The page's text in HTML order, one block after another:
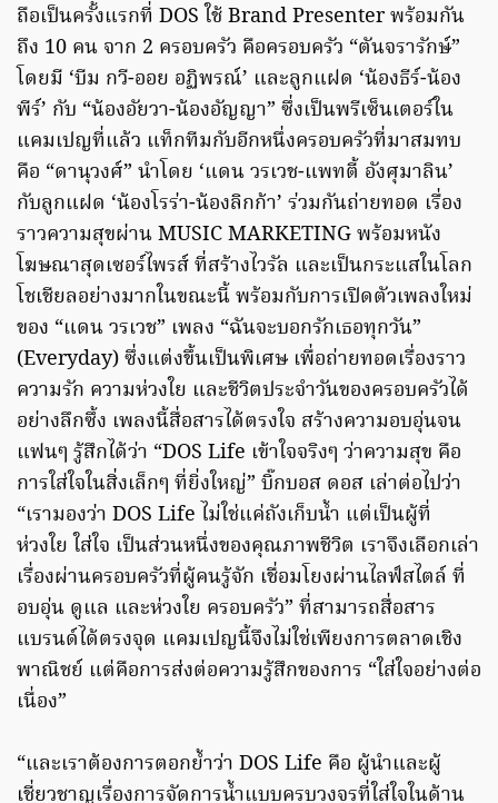
ถือเป็นครั้งแรกที่ DOS ใช้ Brand Presenter พร้อมกัน
ถึง 10 คน จาก 2 ครอบครัว คือครอบครัว “ตันจรารักษ์”
โดยมี ‘บีม กวี-ออย อฏิพรณ์’ และลูกแฝด ‘น้องธีร์-น้อง
พีร์’ กับ “น้องอัยวา-น้องอัญญา” ซึ่งเป็นพรีเซ็นเตอร์ใน
แคมเปญที่แล้ว แท็กทีมกับอีกหนึ่งครอบครัวที่มาสมทบ
คือ “ดานุวงศ์” นำโดย ‘แดน วรเวช-แพทตี้ อังศุมาลิน’
กับลูกแฝด ‘น้องโรร่า-น้องลิกก้า’ ร่วมกันถ่ายทอด เรื่อง
ราวความสุขผ่าน MUSIC MARKETING พร้อมหนัง
โฆษณาสุดเซอร์ไพรส์ ที่สร้างไวรัล และเป็นกระแสในโลก
โชเชียลอย่างมากในขณะนี้ พร้อมกับการเปิดตัวเพลงใหม่
ของ “แดน วรเวช” เพลง “ฉันจะบอกรักเธอทุกวัน”
(Everyday) ซึ่งแต่งขึ้นเป็นพิเศษ เพื่อถ่ายทอดเรื่องราว
ความรัก ความห่วงใย และชีวิตประจำวันของครอบครัวได้
อย่างลึกซึ้ง เพลงนี้สื่อสารได้ตรงใจ สร้างความอบอุ่นจน
แฟนๆ รู้สึกได้ว่า “DOS Life เข้าใจจริงๆ ว่าความสุข คือ
การใส่ใจในสิ่งเล็กๆ ที่ยิ่งใหญ่” บิ๊กบอส ดอส เล่าต่อไปว่า
“เรามองว่า DOS Life ไม่ใช่แค่ถังเก็บน้ำ แต่เป็นผู้ที่
ห่วงใย ใส่ใจ เป็นส่วนหนึ่งของคุณภาพชีวิต เราจึงเลือกเล่า
เรื่องผ่านครอบครัวที่ผู้คนรู้จัก เชื่อมโยงผ่านไลฟ์สไตล์ ที่
อบอุ่น ดูแล และห่วงใย ครอบครัว” ที่สามารถสื่อสาร
แบรนด์ได้ตรงจุด แคมเปญนี้จึงไม่ใช่เพียงการตลาดเชิง
พาณิชย์ แต่คือการส่งต่อความรู้สึกของการ “ใส่ใจอย่างต่อ
เนื่อง”
“และเราต้องการตอกย้ำว่า DOS Life คือ ผู้นำและผู้
เชี่ยวชาญเรื่องการจัดการน้ำแบบครบวงจรที่ใส่ใจในด้าน